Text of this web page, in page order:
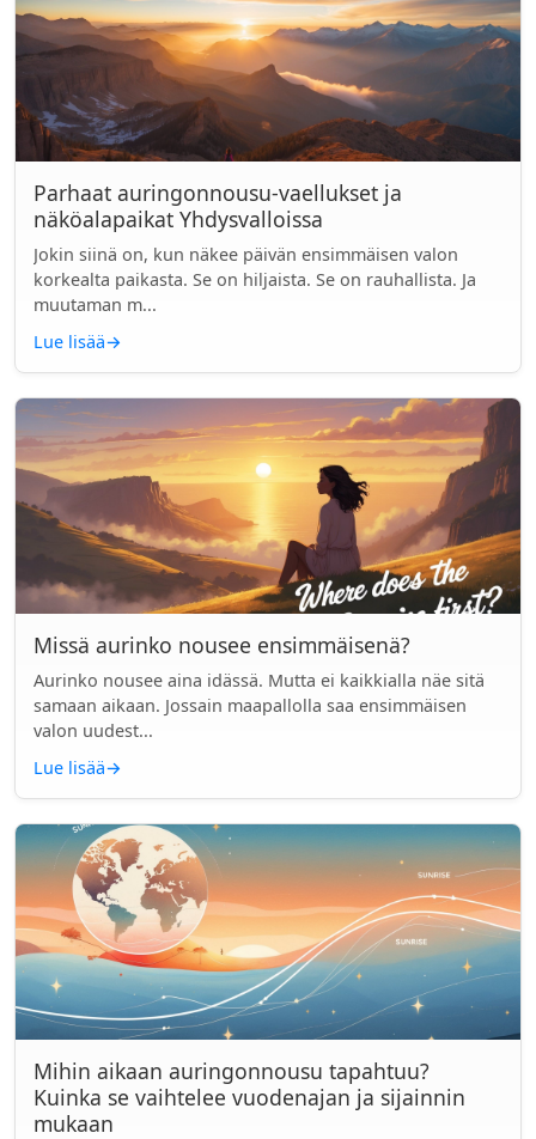
Parhaat auringonnousu-vaellukset ja
näköalapaikat Yhdysvalloissa
Jokin siinä on, kun näkee päivän ensimmäisen valon
korkealta paikasta. Se on hiljaista. Se on rauhallista. Ja
muutaman m...
Lue lisää→
Missä aurinko nousee ensimmäisenä?
Aurinko nousee aina idässä. Mutta ei kaikkialla näe sitä
samaan aikaan. Jossain maapallolla saa ensimmäisen
valon uudest...
Lue lisää→
Mihin aikaan auringonnousu tapahtuu?
Kuinka se vaihtelee vuodenajan ja sijainnin
mukaan